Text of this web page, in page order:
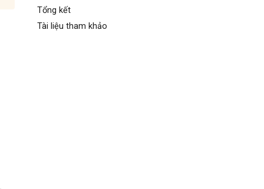
Tổng kết
Tài liệu tham khảo